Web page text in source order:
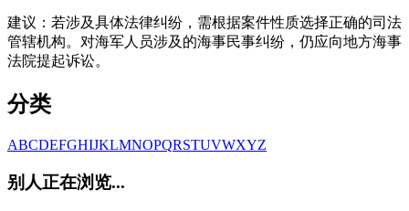
建议：若涉及具体法律纠纷，需根据案件性质选择正确的司法
管辖机构。对海军人员涉及的海事民事纠纷，仍应向地方海事
法院提起诉讼。
分类
ABCDEFGHIJKLMNOPQRSTUVWXYZ
别人正在浏览...